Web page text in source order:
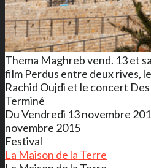
Thema Maghreb vend. 13 et
film Perdus entre deux rives,
Rachid Oujdi et le concert
Terminé
Du Vendredi 13 novembre
novembre 2015
Festival
La Maison de la Terre